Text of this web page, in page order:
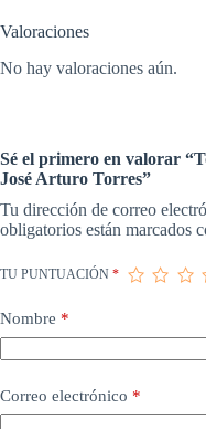
Valoraciones
No hay valoraciones aún.
Sé el primero en valorar
José Arturo Torres”
Tu dirección de correo
obligatorios están marcados
TU PUNTUACIÓN *
Nombre *
Correo electrónico *